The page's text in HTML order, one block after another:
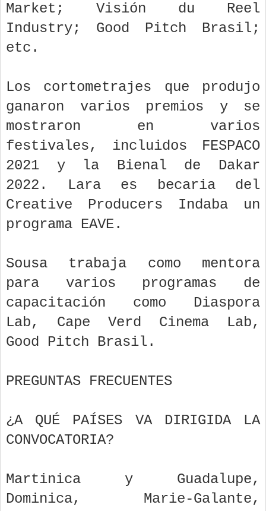
Market; Visión du Reel
Industry; Good Pitch Brasil;
etc.
Los cortometrajes que produjo
ganaron varios premios y se
mostraron en varios
festivales, incluidos FESPACO
2021 y la Bienal de Dakar
2022. Lara es becaria del
Creative Producers Indaba un
programa EAVE.
Sousa trabaja como mentora
para varios programas de
capacitación como Diaspora
Lab, Cape Verd Cinema Lab,
Good Pitch Brasil.
PREGUNTAS FRECUENTES
¿A QUÉ PAÍSES VA DIRIGIDA LA
CONVOCATORIA?
Martinica y Guadalupe,
Dominica, Marie-Galante,